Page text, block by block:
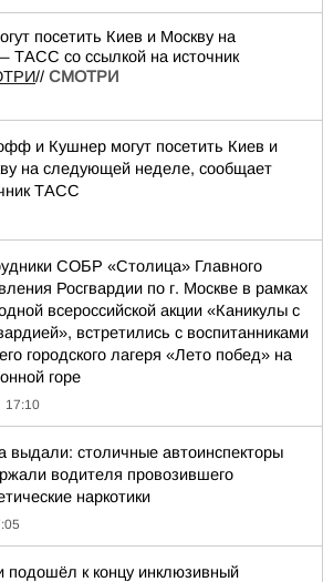
посетить Киев и Москву на
со ссылкой на источник
// СМОТРИ
и Кушнер могут посетить Киев и
на следующей неделе, сообщает
ТАСС
СОБР «Столица» Главного
Росгвардии по г. Москве в рамках
всероссийской акции «Каникулы с
встретились с воспитанниками
городского лагеря «Лето побед» на
горе
17:10
выдали: столичные автоинспекторы
водителя провозившего
наркотики
подошёл к концу инклюзивный